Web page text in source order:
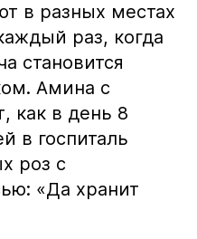
в разных местах
раз, когда
становится
Амина с
как в день 8
в госпиталь
роз с
«Да хранит